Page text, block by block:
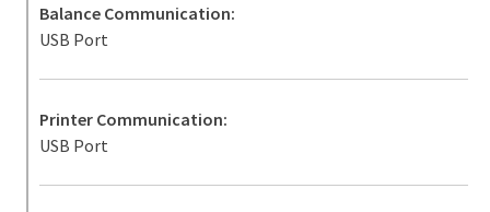
Balance Communication:
USB Port
Printer Communication:
USB Port